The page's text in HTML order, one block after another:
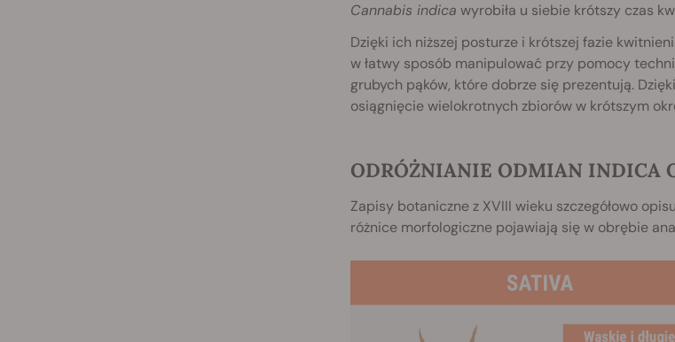
Cannabis indica wyrobiła u siebie krótszy czas
Dzięki ich niższej posturze i krótszej fazie
w łatwy sposób manipulować przy pomocy
grubych pąków, które dobrze się prezentują.
osiągnięcie wielokrotnych zbiorów w krótszym
ODRÓŻNIANIE ODMIAN INDICA
Zapisy botaniczne z XVIII wieku szczegółowo
różnice morfologiczne pojawiają się w obrębie